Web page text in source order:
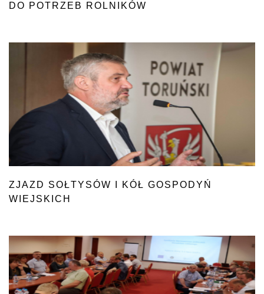
DO POTRZEB ROLNIKÓW
ZJAZD SOŁTYSÓW I KÓŁ GOSPODYŃ
WIEJSKICH